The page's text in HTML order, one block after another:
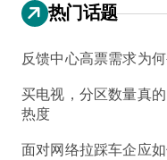
热门话题
反馈中心高票需求为
买电视，分区数量真
热度
面对网络拉踩车企应